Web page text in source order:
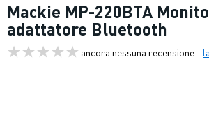
Mackie MP-220BTA
adattatore Bluetooth
ancora nessuna recensione